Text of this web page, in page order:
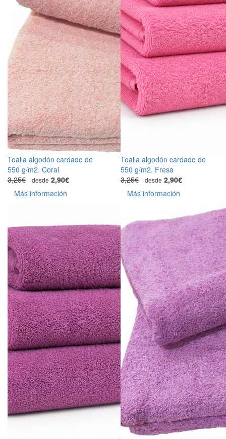
Toalla algodón cardado de
550 g/m2. Coral
3,25€
desde 2,90€
Más información
Toalla algodón cardado de
550 g/m2. Fresa
3,25€
desde 2,90€
Más información